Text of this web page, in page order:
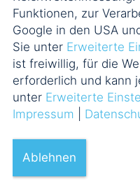
Funktionen, zur
Google in den USA
Sie unter Erweiterte
ist freiwillig, für die
erforderlich und kann
unter Erweiterte
Impressum
Ablehnen